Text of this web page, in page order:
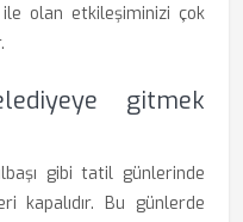
olan etkileşiminizi çok
gitmek
gibi tatil günlerinde
kapalıdır. Bu günlerde